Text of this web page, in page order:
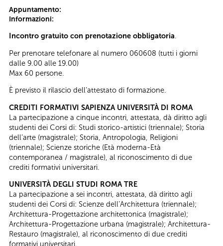
Appuntamento:
Informazioni:
Incontro gratuito con prenotazione obbligatoria.
Per prenotare telefonare al numero 060608 (tutti i giorni
dalle 9.00 alle 19.00)
Max 60 persone.
È previsto il rilascio dell’attestato di formazione.
CREDITI FORMATIVI SAPIENZA UNIVERSITÀ DI ROMA
La partecipazione a cinque incontri, attestata, dà diritto agli
studenti dei Corsi di: Studi storico-artistici (triennale); Storia
dell’arte (magistrale); Storia, Antropologia, Religioni
(triennale); Scienze storiche (Età moderna-Età
contemporanea / magistrale), al riconoscimento di due
crediti formativi universitari.
UNIVERSITÀ DEGLI STUDI ROMA TRE
La partecipazione a sei incontri, attestata, dà diritto agli
studenti dei Corsi di: Scienze dell’Architettura (triennale);
Architettura-Progettazione architettonica (magistrale);
Architettura-Progettazione urbana (magistrale); Architettura-
Restauro (magistrale), al riconoscimento di due crediti
formativi universitari.